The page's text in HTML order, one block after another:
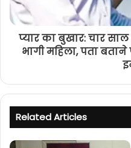
प्यार का बुखार: चार
भागी महिला, पता
Related Articles